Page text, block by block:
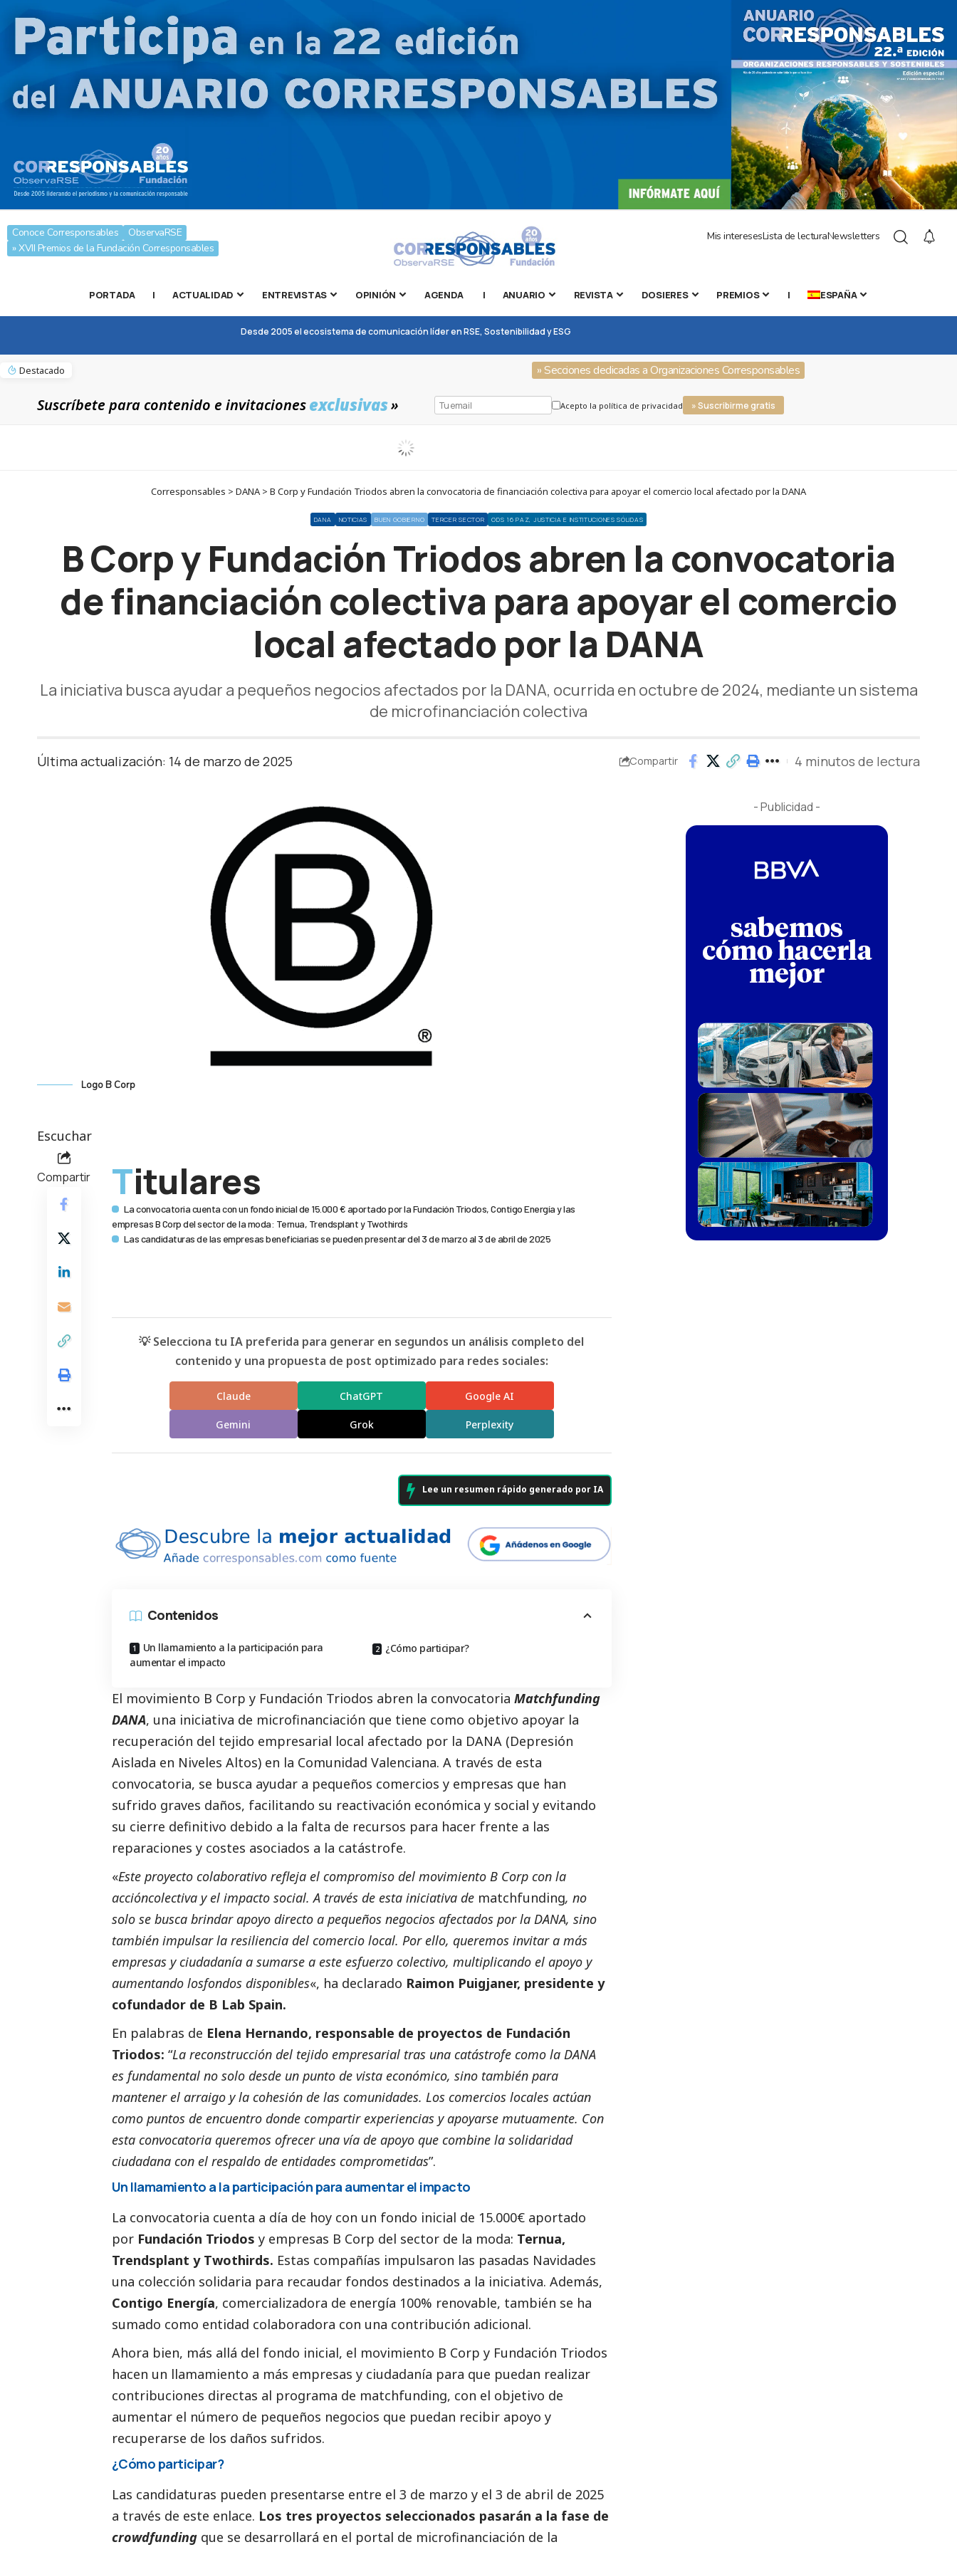
Conoce Corresponsables
ObservaRSE
» XVII Premios de la Fundación Corresponsables
Mis interesesLista de lecturaNewsletters
PORTADA | ACTUALIDAD ENTREVISTAS OPINIÓN AGENDA | ANUARIO REVISTA DOSIERES PREMIOS | ESPAÑA
Desde 2005 el ecosistema de comunicación líder en RSE, Sostenibilidad y ESG
Destacado » Secciones dedicadas a Organizaciones Corresponsables
Suscríbete para contenido e invitacionesexclusivas» Acepto la política de privacidad » Suscribirme gratis
Corresponsables > DANA > B Corp y Fundación Triodos abren la convocatoria de financiación colectiva para apoyar el comercio local afectado por la DANA
DANA NOTICIAS BUEN GOBIERNO TERCER SECTOR ODS 16 PAZ, JUSTICIA E INSTITUCIONES SÓLIDAS
B Corp y Fundación Triodos abren la convocatoria
de financiación colectiva para apoyar el comercio
local afectado por la DANA
La iniciativa busca ayudar a pequeños negocios afectados por la DANA, ocurrida en octubre de 2024, mediante un sistema
de microfinanciación colectiva
Última actualización: 14 de marzo de 2025 Compartir 4 minutos de lectura
Logo B Corp
Escuchar
Compartir Titulares
La convocatoria cuenta con un fondo inicial de 15.000 € aportado por la Fundación Triodos, Contigo Energía y las
empresas B Corp del sector de la moda: Ternua, Trendsplant y Twothirds
Las candidaturas de las empresas beneficiarias se pueden presentar del 3 de marzo al 3 de abril de 2025
💡 Selecciona tu IA preferida para generar en segundos un análisis completo del
contenido y una propuesta de post optimizado para redes sociales:
Claude ChatGPT Google AI
Gemini Grok Perplexity
Lee un resumen rápido generado por IA
Contenidos
Un llamamiento a la participación para
aumentar el impacto
¿Cómo participar?
El movimiento B Corp y Fundación Triodos abren la convocatoria Matchfunding
DANA, una iniciativa de microfinanciación que tiene como objetivo apoyar la
recuperación del tejido empresarial local afectado por la DANA (Depresión
Aislada en Niveles Altos) en la Comunidad Valenciana. A través de esta
convocatoria, se busca ayudar a pequeños comercios y empresas que han
sufrido graves daños, facilitando su reactivación económica y social y evitando
su cierre definitivo debido a la falta de recursos para hacer frente a las
reparaciones y costes asociados a la catástrofe.
«Este proyecto colaborativo refleja el compromiso del movimiento B Corp con la
accióncolectiva y el impacto social. A través de esta iniciativa de matchfunding, no
solo se busca brindar apoyo directo a pequeños negocios afectados por la DANA, sino
también impulsar la resiliencia del comercio local. Por ello, queremos invitar a más
empresas y ciudadanía a sumarse a este esfuerzo colectivo, multiplicando el apoyo y
aumentando losfondos disponibles«, ha declarado Raimon Puigjaner, presidente y
cofundador de B Lab Spain.
En palabras de Elena Hernando, responsable de proyectos de Fundación
Triodos: “La reconstrucción del tejido empresarial tras una catástrofe como la DANA
es fundamental no solo desde un punto de vista económico, sino también para
mantener el arraigo y la cohesión de las comunidades. Los comercios locales actúan
como puntos de encuentro donde compartir experiencias y apoyarse mutuamente. Con
esta convocatoria queremos ofrecer una vía de apoyo que combine la solidaridad
ciudadana con el respaldo de entidades comprometidas”.
Un llamamiento a la participación para aumentar el impacto
La convocatoria cuenta a día de hoy con un fondo inicial de 15.000€ aportado
por Fundación Triodos y empresas B Corp del sector de la moda: Ternua,
Trendsplant y Twothirds. Estas compañías impulsaron las pasadas Navidades
una colección solidaria para recaudar fondos destinados a la iniciativa. Además,
Contigo Energía, comercializadora de energía 100% renovable, también se ha
sumado como entidad colaboradora con una contribución adicional.
Ahora bien, más allá del fondo inicial, el movimiento B Corp y Fundación Triodos
hacen un llamamiento a más empresas y ciudadanía para que puedan realizar
contribuciones directas al programa de matchfunding, con el objetivo de
aumentar el número de pequeños negocios que puedan recibir apoyo y
recuperarse de los daños sufridos.
¿Cómo participar?
Las candidaturas pueden presentarse entre el 3 de marzo y el 3 de abril de 2025
a través de este enlace. Los tres proyectos seleccionados pasarán a la fase de
crowdfunding que se desarrollará en el portal de microfinanciación de la
- Publicidad -